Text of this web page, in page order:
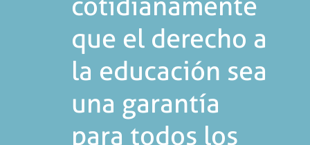
que el derecho a
la educación sea
una garantía
para todos los